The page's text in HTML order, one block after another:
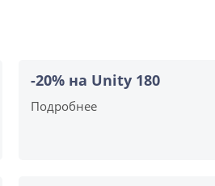
-20% на Unity 180
Подробнее